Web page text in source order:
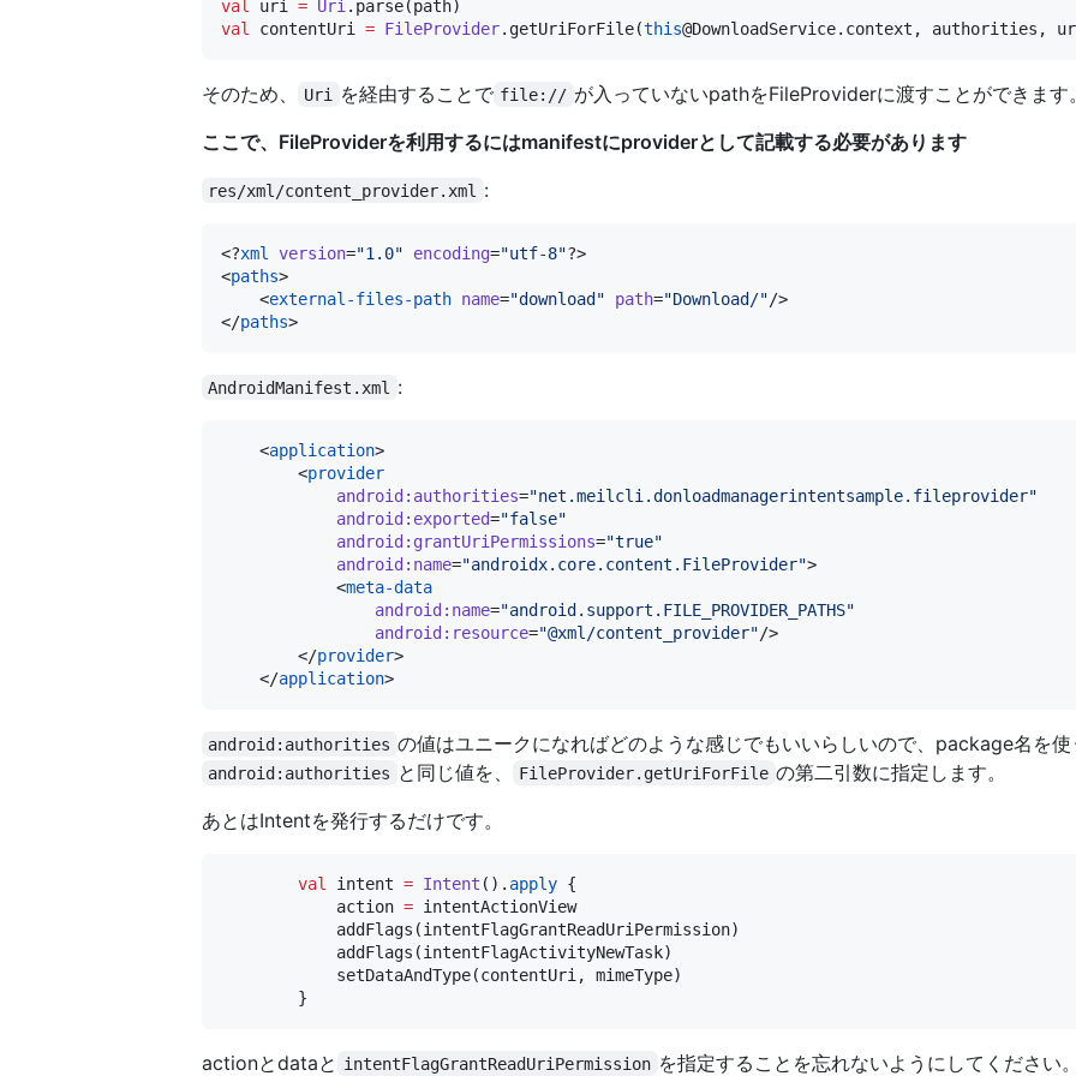
val uri = Uri
val
contentUri = FileProvider.getUriForFile(this
そのため、 Uri を経由することで file:// が入っていないpathをFileProviderに渡すことができます
ここで、FileProviderを利用するにはmanifestにproviderとして記載する必要があります
res/xml/content_provider.xml :
<?xml version="1.0" encoding="utf-8"?>
<paths>
    <
external-files-path name="download" path="Download/"/>
</paths
AndroidManifest.xml :
    <
application>
        <
provider
android:authorities="net.meilcli.donloadmanagerintentsample.fileprovider"
android:exported="false"
android:grantUriPermissions="true"
android:name="androidx.core.content.FileProvider">
            <
meta-data
android:name="android.support.FILE_PROVIDER_PATHS"
android:resource="@xml/content_provider"/>
        </
provider>
    </
application
android:authorities の値はユニークになればどのような感じでもいいらしいので、package名を
android:authorities と同じ値を、 FileProvider.getUriForFile の第二引数に指定します。
あとはIntentを発行するだけです。
val intent = Intent (). apply {
            action
= intentActionView
            addFlags(intentFlagGrantReadUriPermission)
            addFlags(intentFlagActivityNewTask)
            setDataAndType(contentUri, mimeType)
actionとdataと intentFlagGrantReadUriPermission を指定することを忘れないようにしてください